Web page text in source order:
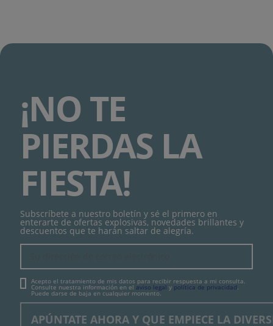
¡NO TE
PIERDAS LA
FIESTA!
Subscríbete a nuestro boletín y sé el primero en
enterarte de ofertas explosivas, novedades brillantes y
descuentos que te harán saltar de alegría.
Acepto el tratamiento de mis datos para recibir respuesta a mi consulta.
Consulte nuestra información en el aviso legal y política de privacidad
Puede darse de baja en cualquier momento.